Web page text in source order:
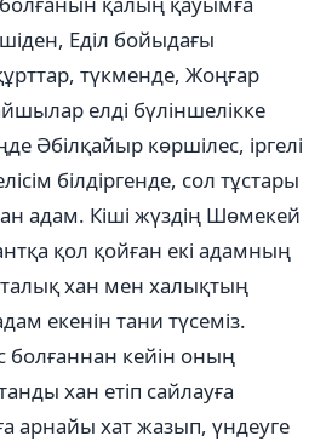
Еділ бойыдағы
түкменде, Жоңғар
елді бүліншелікке
Әбілқайыр көршілес, іргелі
білдіргенде, сол тұстары
адам. Кіші жүздің Шөмекей
қол қойған екі адамның
хан мен халықтың
екенін тани түсеміз.
болғаннан кейін оның
хан етіп сайлауға
арнайы хат жазып, үндеуге